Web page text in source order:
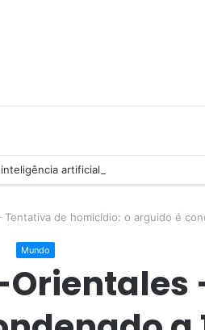
artificial
de homicídio: o arguido é
Mundo